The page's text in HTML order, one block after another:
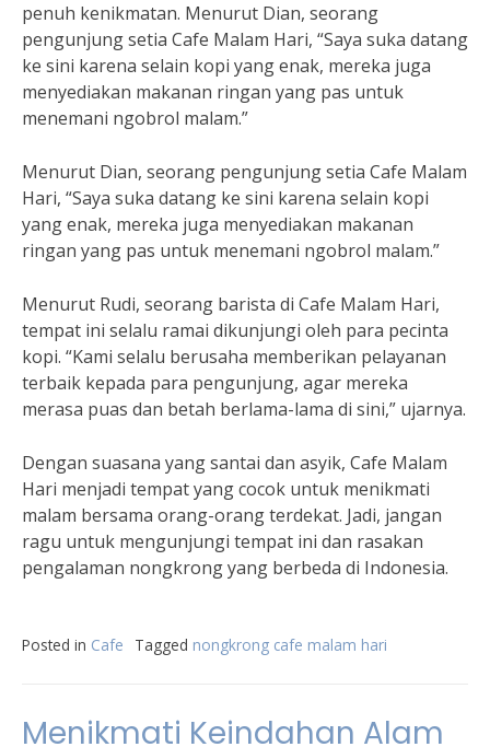
penuh kenikmatan. Menurut Dian, seorang
pengunjung setia Cafe Malam Hari, “Saya suka datang
ke sini karena selain kopi yang enak, mereka juga
menyediakan makanan ringan yang pas untuk
menemani ngobrol malam.”
Menurut Dian, seorang pengunjung setia Cafe Malam
Hari, “Saya suka datang ke sini karena selain kopi
yang enak, mereka juga menyediakan makanan
ringan yang pas untuk menemani ngobrol malam.”
Menurut Rudi, seorang barista di Cafe Malam Hari,
tempat ini selalu ramai dikunjungi oleh para pecinta
kopi. “Kami selalu berusaha memberikan pelayanan
terbaik kepada para pengunjung, agar mereka
merasa puas dan betah berlama-lama di sini,” ujarnya.
Dengan suasana yang santai dan asyik, Cafe Malam
Hari menjadi tempat yang cocok untuk menikmati
malam bersama orang-orang terdekat. Jadi, jangan
ragu untuk mengunjungi tempat ini dan rasakan
pengalaman nongkrong yang berbeda di Indonesia.
Posted in Cafe Tagged nongkrong cafe malam hari
Menikmati Keindahan Alam